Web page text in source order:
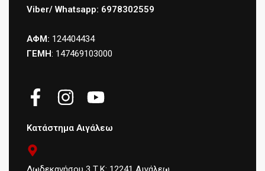
Viber/ Whatsapp: 6978302559
ΑΦΜ: 124404434
ΓΕΜΗ: 147469103000
Κατάστημα Αιγάλεω